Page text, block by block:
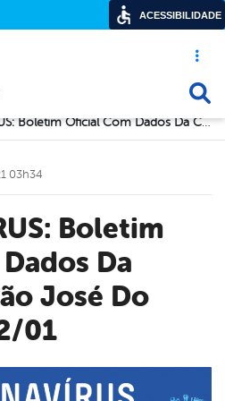
Acesso
CORONAVÍRUS: Boletim Oficial Com Dados Da Cidade De São José Do Belmonte 22/01
Da
José Do
01
03h34
ACESSIBILIDADE